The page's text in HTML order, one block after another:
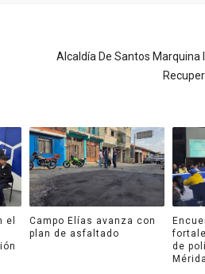
Alcaldía De Santos Marquina
el
Campo Elías avanza con
plan de asfaltado
de
Mérida